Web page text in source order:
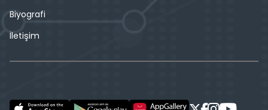
Biyografi
İletişim